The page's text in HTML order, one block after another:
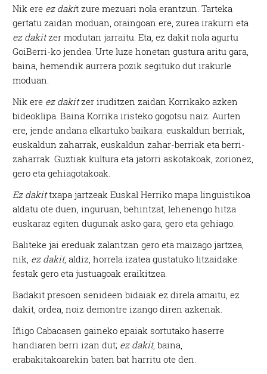
Nik ere ez dakit zure mezuari nola erantzun. Tarteka
gertatu zaidan moduan, oraingoan ere, zurea irakurri eta
ez dakitzer modutan jarraitu. Eta, ez dakit nola agurtu
GoiBerri-ko jendea. Urte luze honetan gustura aritu gara,
baina, hemendik aurrera pozik segituko dut irakurle
moduan.
Nik ere ez dakitzer iruditzen zaidan Korrikako azken
bideoklipa. Baina Korrika iristeko gogotsu naiz. Aurten
ere, jende andana elkartuko baikara: euskaldun berriak,
euskaldun zaharrak, euskaldun zahar-berriak eta berri-
zaharrak. Guztiak kultura eta jatorri askotakoak, zorionez,
gero eta gehiagotakoak.
Ez dakittxapa jartzeak Euskal Herriko mapa linguistikoa
aldatu ote duen, inguruan, behintzat, lehenengo hitza
euskaraz egiten dugunak asko gara, gero eta gehiago.
Baliteke jai ereduak zalantzan gero eta maizago jartzea,
nik, ez dakit, aldiz, horrela izatea gustatuko litzaidake:
festak gero eta justuagoak eraikitzea.
Badakit presoen senideen bidaiak ez direla amaitu, ez
dakit, ordea, noiz demontre izango diren azkenak.
Iñigo Cabacasen gaineko epaiak sortutako haserre
handiaren berri izan dut; ez dakit, baina,
erabakitakoarekin baten bat harritu ote den.